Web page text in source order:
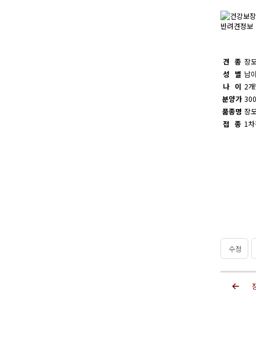
반려견정보
견 종 장
성 별 남
나 이 2
분양가
품종명 장
접 종 1
수정